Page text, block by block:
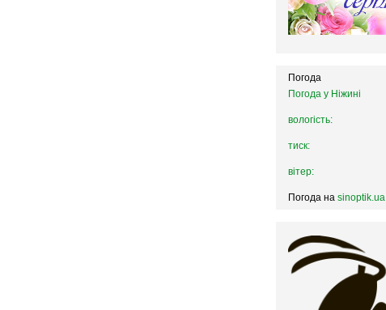
Погода
Погода у Ніжині
вологість:
тиск:
вітер:
Погода на sinoptik.ua